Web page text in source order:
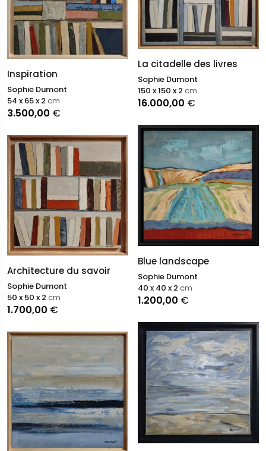
Inspiration
Sophie Dumont
3.500,00 €
54 x 65 x 2 cm
Architecture du savoir
Sophie Dumont
1.700,00 €
50 x 50 x 2 cm
La citadelle des livres
Sophie Dumont
16.000,00 €
150 x 150 x 2 cm
Blue landscape
Sophie Dumont
1.200,00 €
40 x 40 x 2 cm